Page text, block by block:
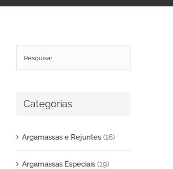
Categorias
Argamassas e Rejuntes (16)
Argamassas Especiais (19)